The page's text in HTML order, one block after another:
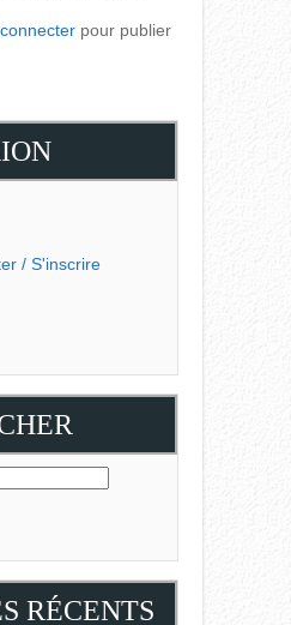
pour publier
/ S'inscrire
RÉCENTS